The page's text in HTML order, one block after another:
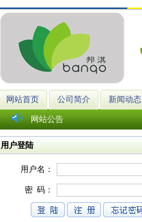
网站首页 公司简介 新闻动态
网站公告
用户登陆